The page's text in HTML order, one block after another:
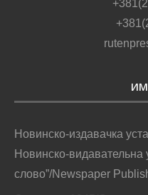
Новинско-издавачка
Новинско-видавательна
слово”/Newspaper